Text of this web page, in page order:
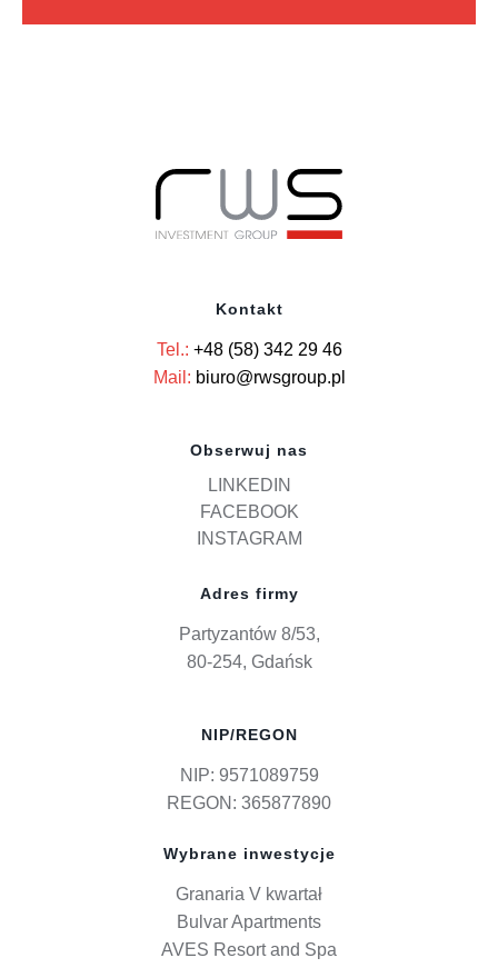
Kontakt
Tel.: +48 (58) 342 29 46
Mail: biuro@rwsgroup.pl
Obserwuj nas
LINKEDIN
FACEBOOK
INSTAGRAM
Adres firmy
Partyzantów 8/53,
80-254, Gdańsk
NIP/REGON
NIP: 9571089759
REGON: 365877890
Wybrane inwestycje
Granaria V kwartał
Bulvar Apartments
AVES Resort and Spa